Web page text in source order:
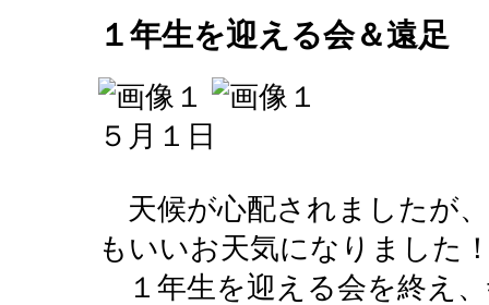
１年生を迎える会＆遠足
５月１日
天候が心配されましたが
もいいお天気になりました
１年生を迎える会を終え